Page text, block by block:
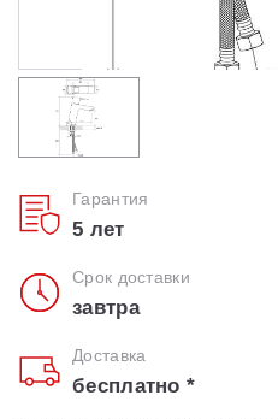
Гарантия
5 лет
Срок доставки
завтра
Доставка
бесплатно *